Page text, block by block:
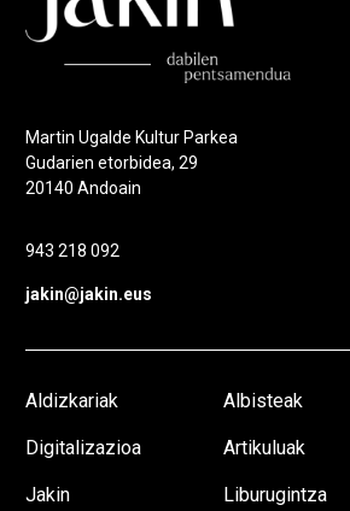
Martin Ugalde Kultur Parkea
Gudarien etorbidea, 29
20140 Andoain
943 218 092
jakin@jakin.eus
Aldizkariak
Digitalizazioa
Jakin
Albisteak
Artikuluak
Liburugintza